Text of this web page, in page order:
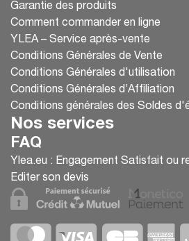
Garantie des produits
Comment commander en ligne
YLEA – Service après-vente
Conditions Générales de Vente
Conditions Générales d'utilisation
Conditions Générales d’Affiliation
Conditions générales des Soldes
Nos services
FAQ
Ylea.eu : Engagement Satisfait ou
Editer son devis